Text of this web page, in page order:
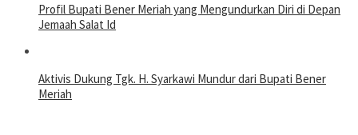
Profil Bupati Bener Meriah yang Mengundurkan Diri di Depan
Jemaah Salat Id
Aktivis Dukung Tgk. H. Syarkawi Mundur dari Bupati Bener
Meriah